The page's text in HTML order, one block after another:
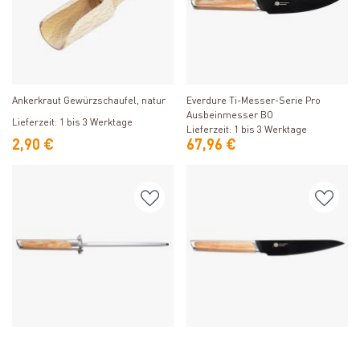
Ankerkraut Gewürzschaufel, natur
Lieferzeit: 1 bis 3 Werktage
2,90 €
Everdure Ti-Messer-Serie Pro
Ausbeinmesser BO
Lieferzeit: 1 bis 3 Werktage
67,96 €